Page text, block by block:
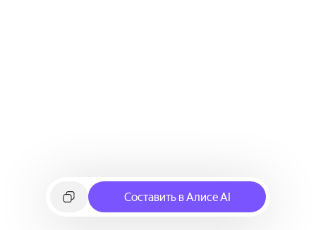
Составить в Алисе AI